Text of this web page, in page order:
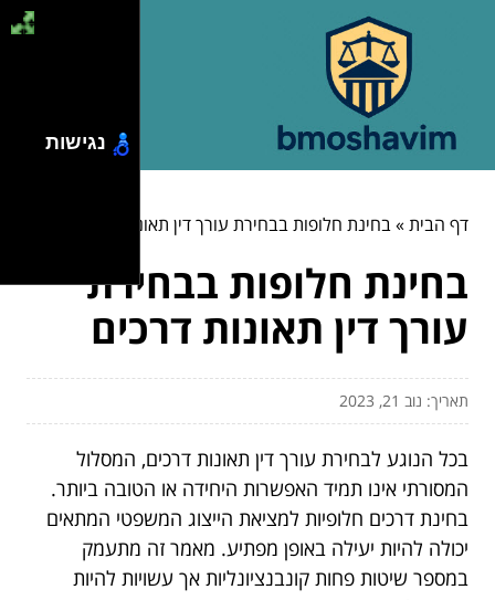
דף הבית»בחינת חלופות בבחירת עורך דין תאונות דרכים
בחינת חלופות בבחירת
עורך דין תאונות דרכים
תאריך: נוב 21, 2023
בכל הנוגע לבחירת עורך דין תאונות דרכים, המסלול
המסורתי אינו תמיד האפשרות היחידה או הטובה ביותר.
בחינת דרכים חלופיות למציאת הייצוג המשפטי המתאים
יכולה להיות יעילה באופן מפתיע. מאמר זה מתעמק
במספר שיטות פחות קונבנציונליות אך עשויות להיות
נגישות